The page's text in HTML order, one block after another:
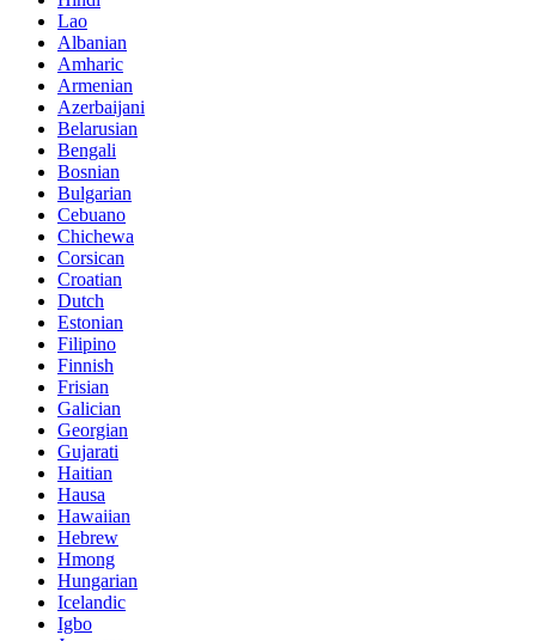
Lao
Albanian
Amharic
Armenian
Azerbaijani
Belarusian
Bengali
Bosnian
Bulgarian
Cebuano
Chichewa
Corsican
Croatian
Dutch
Estonian
Filipino
Finnish
Frisian
Galician
Georgian
Gujarati
Haitian
Hausa
Hawaiian
Hebrew
Hmong
Hungarian
Icelandic
Igbo